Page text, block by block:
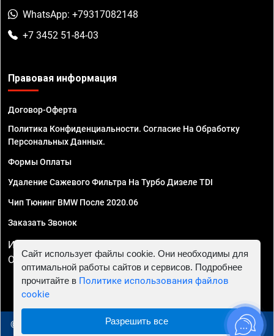
WhatsApp: +79317082148
+7 3452 51-84-03
Правовая информация
Договор-Оферта
Политика Конфиденциальности. Согласие На Обработку
Персональных Данных.
Формы Оплаты
Удаление Сажевого Фильтра На Турбо Дизеле TDI
Чип Тюнинг BMW После 2020.06
Заказать Звонок
ИП Смирнов Георгий Павлович. ИНН 781302555843,
ОГРНИП 324470400032610
© 2010 - 2026 Чип тюнинг в Тюмени - Автосервис "Евро
Сайт использует файлы cookie. Они необходимы для
оптимальной работы сайтов и сервисов. Подробнее
прочитайте в Политике использования файлов
cookie
Разрешить все